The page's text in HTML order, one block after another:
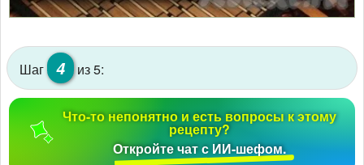
Шаг 4 из 5:
Что-то непонятно и есть вопросы к этому
рецепту?
Откройте чат с ИИ-шефом.